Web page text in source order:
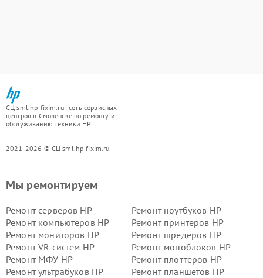
СЦ sml.hp-fixim.ru - сеть сервисных
центров в Смоленске по ремонту и
обслуживанию техники HP
2021-2026 © СЦ sml.hp-fixim.ru
Мы ремонтируем
Ремонт серверов HP
Ремонт ноутбуков HP
Ремонт компьютеров HP
Ремонт принтеров HP
Ремонт мониторов HP
Ремонт шредеров HP
Ремонт VR систем HP
Ремонт моноблоков HP
Ремонт МФУ HP
Ремонт плоттеров HP
Ремонт ультрабуков HP
Ремонт планшетов HP